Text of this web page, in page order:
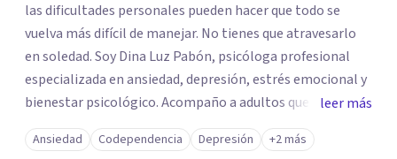
las dificultades personales pueden hacer que todo se
vuelva más difícil de manejar. No tienes que atravesarlo
en soledad. Soy Dina Luz Pabón, psicóloga profesional
especializada en ansiedad, depresión, estrés emocional y
bienestar psicológico. Acompaño a adultos que buscan
comprender lo que están viviendo, fortalecer su
autoestima y recuperar el equilibrio emocional a través
leer más
Ansiedad Codependencia Depresión +2 más